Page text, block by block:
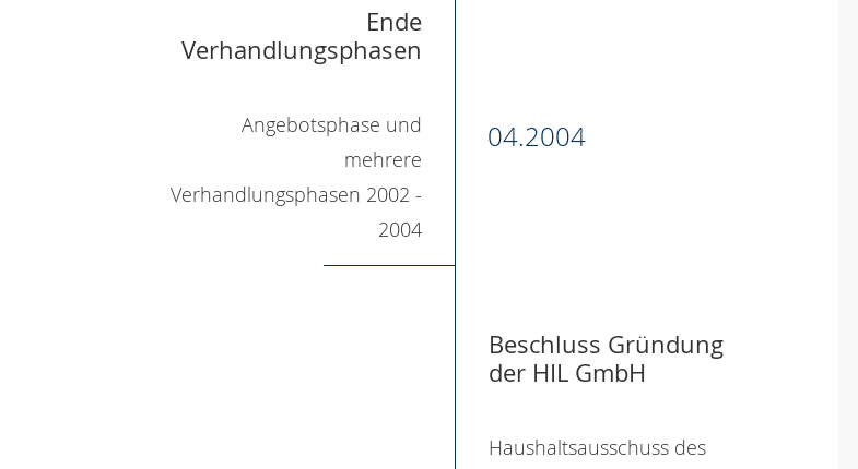
Ende
Verhandlungsphasen
Angebotsphase und
mehrere
Verhandlungsphasen 2002 -
2004
04.2004
Beschluss Gründung
der HIL GmbH
Haushaltsausschuss des